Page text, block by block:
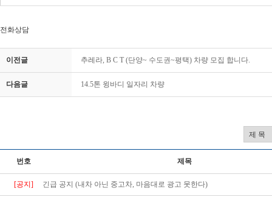
전화상담
이전글 추레라, B C T (단양~ 수도권~평택) 차량 모집 합니다.
다음글 14.5톤 윙바디 일자리 차량
번호 제목
[공지] 긴급 공지 (내차 아닌 중고차, 마음대로 광고 못한다)